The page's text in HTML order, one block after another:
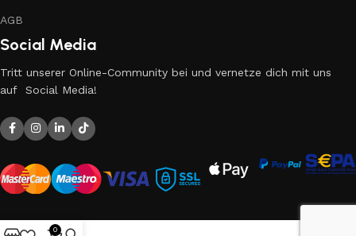
AGB
Social Media
Tritt unserer Online-Community bei und vernetze dich mit uns
auf Social Media!
0